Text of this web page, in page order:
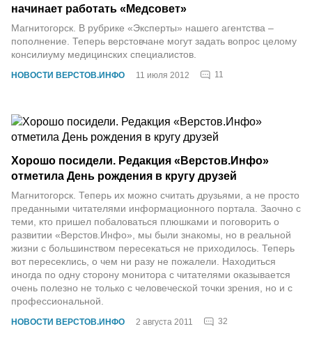
НОВОСТИ ВЕРСТОВ.ИНФО 11 июля 2012 11
начинает работать «Медсовет»
Магнитогорск. В рубрике «Эксперты» нашего агентства –
пополнение. Теперь верстовчане могут задать вопрос целому
консилиуму медицинских специалистов.
НОВОСТИ ВЕРСТОВ.ИНФО 2 августа 2011 32
Хорошо посидели. Редакция «Верстов.Инфо»
отметила День рождения в кругу друзей
Магнитогорск. Теперь их можно считать друзьями, а не просто
преданными читателями информационного портала. Заочно с
теми, кто пришел побаловаться плюшками и поговорить о
развитии «Верстов.Инфо», мы были знакомы, но в реальной
жизни с большинством пересекаться не приходилось. Теперь
вот пересеклись, о чем ни разу не пожалели. Находиться
иногда по одну сторону монитора с читателями оказывается
очень полезно не только с человеческой точки зрения, но и с
профессиональной.